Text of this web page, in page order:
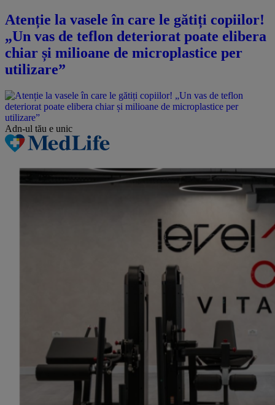
Atenție la vasele în care le gătiți copiilor!
„Un vas de teflon deteriorat poate elibera
chiar și milioane de microplastice per
utilizare”
Adn-ul tău e unic